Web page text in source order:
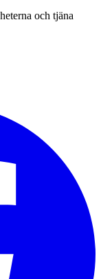
och tjäna